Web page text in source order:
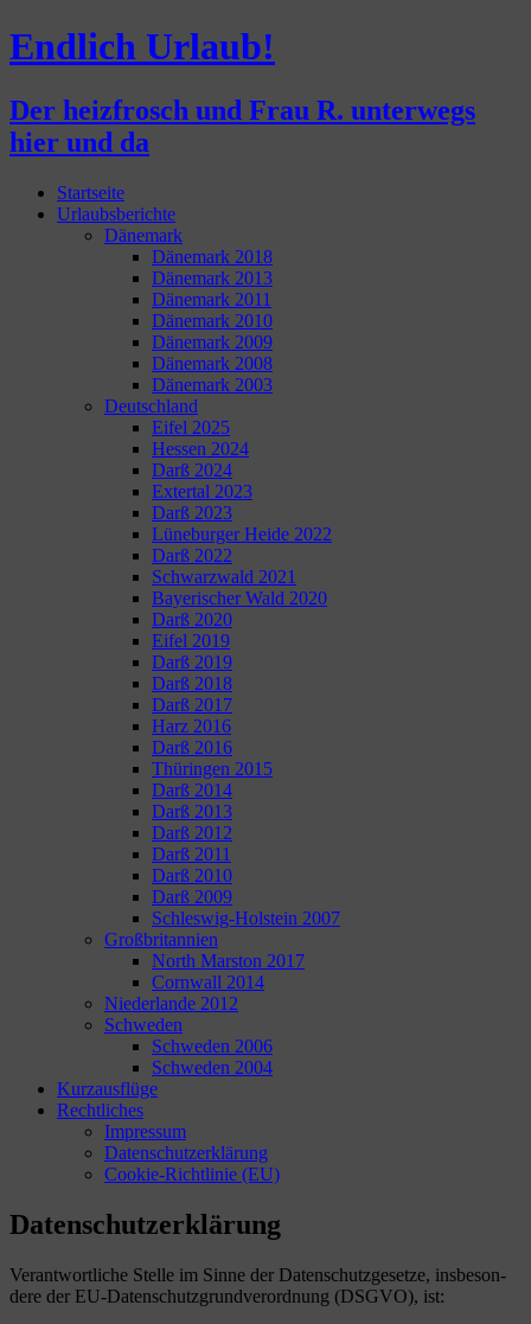
Endlich Urlaub!
Der heizfrosch und Frau R. unterwegs
hier und da
Zum
Inhalt
Startseite
Urlaubsberichte
Dänemark
Dänemark 2018
Dänemark 2013
Dänemark 2011
Dänemark 2010
Dänemark 2009
Dänemark 2008
Dänemark 2003
Deutschland
Eifel 2025
Hessen 2024
Darß 2024
Extertal 2023
Darß 2023
Lüneburger Heide 2022
Darß 2022
Schwarzwald 2021
Bayerischer Wald 2020
Darß 2020
Eifel 2019
Darß 2019
Darß 2018
Darß 2017
Harz 2016
Darß 2016
Thüringen 2015
Darß 2014
Darß 2013
Darß 2012
Darß 2011
Darß 2010
Darß 2009
Schleswig-Holstein 2007
Großbritannien
North Marston 2017
Cornwall 2014
Niederlande 2012
Schweden
Schweden 2006
Schweden 2004
Kurzausflüge
Rechtliches
Impressum
Datenschutzerklärung
Cookie-Richtlinie (EU)
Datenschutzerklärung
Ver­ant­wort­li­che Stelle im Sinne der Daten­schutz­ge­setze, ins­be­son­
dere der EU-Daten­schutz­grund­ver­ord­nung (DSGVO), ist: